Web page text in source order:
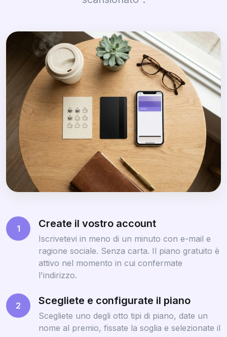
1 Create il vostro account
Iscrivetevi in meno di un minuto con e-mail e
ragione sociale. Senza carta. Il piano gratuito è
attivo nel momento in cui confermate
l'indirizzo.
2 Scegliete e configurate il piano
Scegliete uno degli otto tipi di piano, date un
nome al premio, fissate la soglia e selezionate il